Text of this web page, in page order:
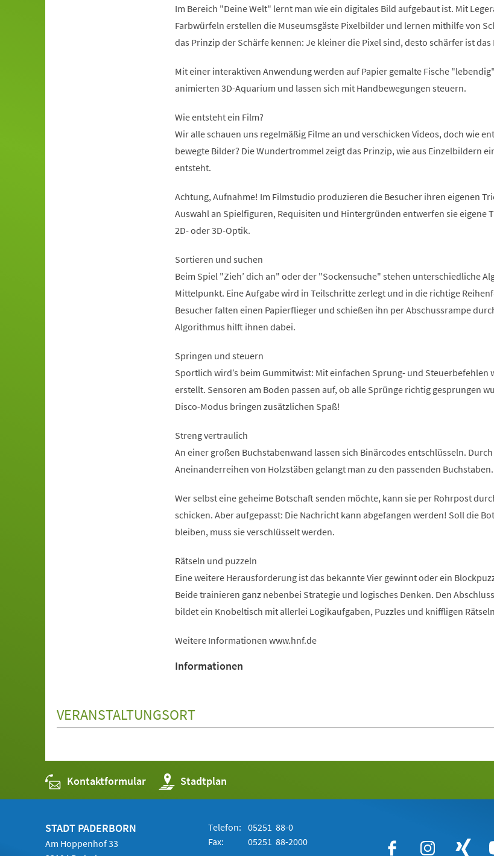
Im Bereich "Deine Welt" lernt man wie ein digitales Bild aufgebaut ist. Mit
Farbwürfeln erstellen die Museumsgäste Pixelbilder und lernen mithilfe von
das Prinzip der Schärfe kennen: Je kleiner die Pixel sind, desto schärfer ist
Mit einer interaktiven Anwendung werden auf Papier gemalte Fische
animierten 3D-Aquarium und lassen sich mit Handbewegungen steuern.
Wie entsteht ein Film?
Wir alle schauen uns regelmäßig Filme an und verschicken Videos, doch wie
bewegte Bilder? Die Wundertrommel zeigt das Prinzip, wie aus Einzelbildern
entsteht.
Achtung, Aufnahme! Im Filmstudio produzieren die Besucher ihren eigenen
Auswahl an Spielfiguren, Requisiten und Hintergründen entwerfen sie eigene
2D- oder 3D-Optik.
Sortieren und suchen
Beim Spiel "Zieh’ dich an" oder der "Sockensuche" stehen unterschiedliche
Mittelpunkt. Eine Aufgabe wird in Teilschritte zerlegt und in die richtige
Besucher falten einen Papierflieger und schießen ihn per Abschussrampe
Algorithmus hilft ihnen dabei.
Springen und steuern
Sportlich wird’s beim Gummitwist: Mit einfachen Sprung- und Steuerbefehlen
erstellt. Sensoren am Boden passen auf, ob alle Sprünge richtig gesprungen
Disco-Modus bringen zusätzlichen Spaß!
Streng vertraulich
An einer großen Buchstabenwand lassen sich Binärcodes entschlüsseln. Durch
Aneinanderreihen von Holzstäben gelangt man zu den passenden Buchstaben.
Wer selbst eine geheime Botschaft senden möchte, kann sie per Rohrpost
schicken. Aber aufgepasst: Die Nachricht kann abgefangen werden! Soll die
bleiben, muss sie verschlüsselt werden.
Rätseln und puzzeln
Eine weitere Herausforderung ist das bekannte Vier gewinnt oder ein
Beide trainieren ganz nebenbei Strategie und logisches Denken. Den
bildet ein Knobeltisch mit allerlei Logikaufgaben, Puzzles und kniffligen
Weitere Informationen www.hnf.de
Informationen
VERANSTALTUNGSORT
Kontaktformular Stadtplan
(Öffnet
in
einem
STADT PADERBORN
Am Hoppenhof 33
Telefon: 05251 88-0
Fax:
05251 88-2000